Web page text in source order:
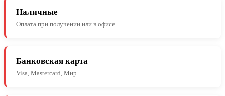
Наличные
Оплата при получении или в офисе
Банковская карта
Visa, Mastercard, Мир